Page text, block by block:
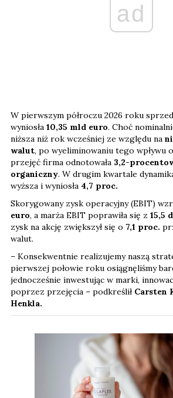
ad
W pierwszym półroczu 2026 roku
wyniosła 10,35 mld euro. Choć
niższa niż rok wcześniej ze względu na
walut, po wyeliminowaniu tego wpływu
przejęć firma odnotowała 3,2-
organiczny. W drugim kwartale
wyższa i wyniosła 4,7 proc.
Skorygowany zysk operacyjny (EBIT)
euro, a marża EBIT poprawiła się z 15,5
zysk na akcję zwiększył się o 7,1 proc.
walut.
– Konsekwentnie realizujemy naszą
pierwszej połowie roku osiągnęliśmy
jednocześnie inwestując w marki,
poprzez przejęcia – podkreślił Carsten
Henkla.